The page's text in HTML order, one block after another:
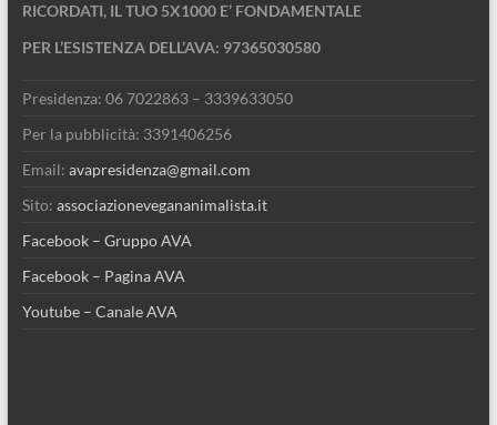
RICORDATI, IL TUO 5X1000 E’ FONDAMENTALE
PER L’ESISTENZA DELL’AVA: 97365030580
Presidenza: 06 7022863 – 3339633050
Per la pubblicità: 3391406256
Email: avapresidenza@gmail.com
Sito: associazionevegananimalista.it
Facebook – Gruppo AVA
Facebook – Pagina AVA
Youtube – Canale AVA